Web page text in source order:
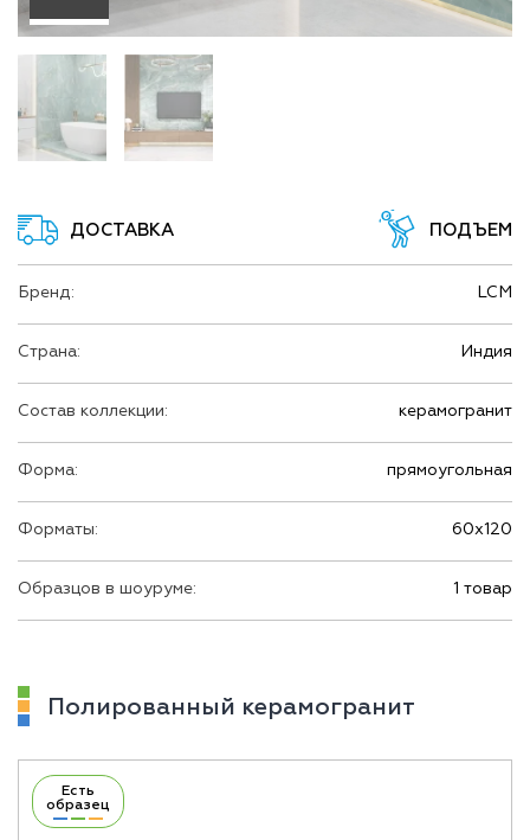
ДОСТАВКА ПОДЪЕМ
Бренд: LCM
Страна: Индия
Состав коллекции: керамогранит
Форма: прямоугольная
Форматы: 60х120
Образцов в шоуруме: 1 товар
Полированный керамогранит
Есть
образец